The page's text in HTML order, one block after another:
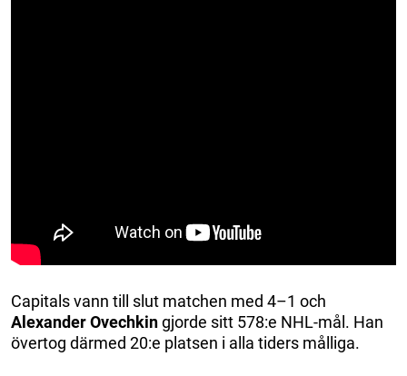
Capitals vann till slut matchen med 4–1 och
Alexander Ovechkingjorde sitt 578:e NHL-mål. Han
övertog därmed 20:e platsen i alla tiders målliga.